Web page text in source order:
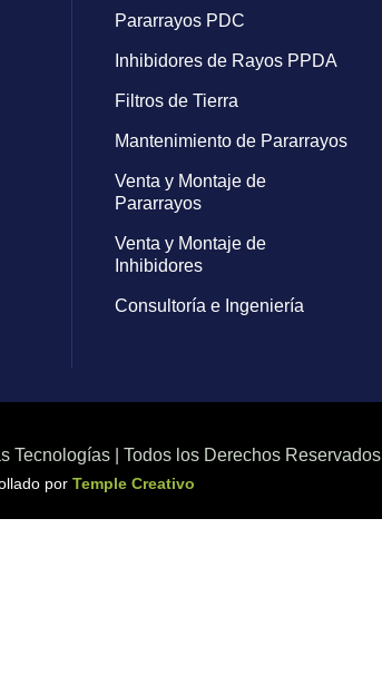
Pararrayos PDC
Inhibidores de Rayos PPDA
Filtros de Tierra
Mantenimiento de Pararrayos
Venta y Montaje de
Pararrayos
Venta y Montaje de
Inhibidores
Consultoría e Ingeniería
Tecnologías | Todos los Derechos Reservados
por Temple Creativo